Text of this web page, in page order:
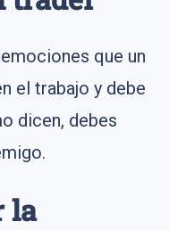
que un
el trabajo y debe
dicen, debes
la